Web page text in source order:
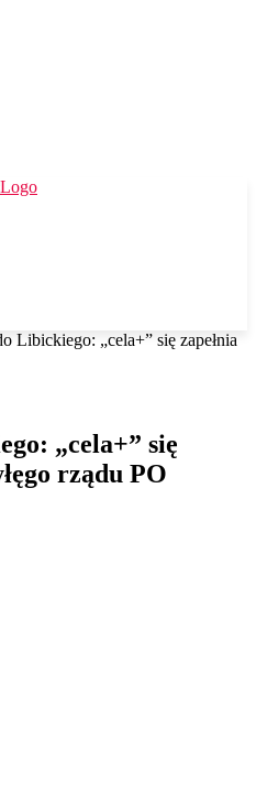
Libickiego: „cela+” się zapełnia
„cela+” się
rządu PO